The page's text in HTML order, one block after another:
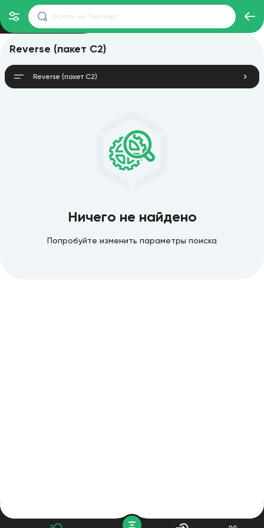
Reverse (пакет C2)
Reverse (пакет C2)
Ничего не найдено
Попробуйте изменить параметры поиска